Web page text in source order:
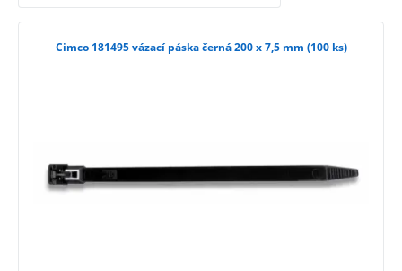
Cimco 181495 vázací páska černá 200 x 7,5 mm (100 ks)